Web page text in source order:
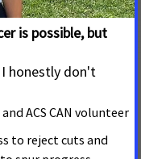
cobertura que
para los
su cobertura